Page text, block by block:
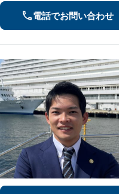
電話でお問い合わせ